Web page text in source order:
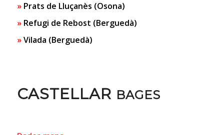
CASTELLAR BAGES
Prats de Lluçanès (Osona)
Refugi de Rebost (Berguedà)
Vilada (Berguedà)